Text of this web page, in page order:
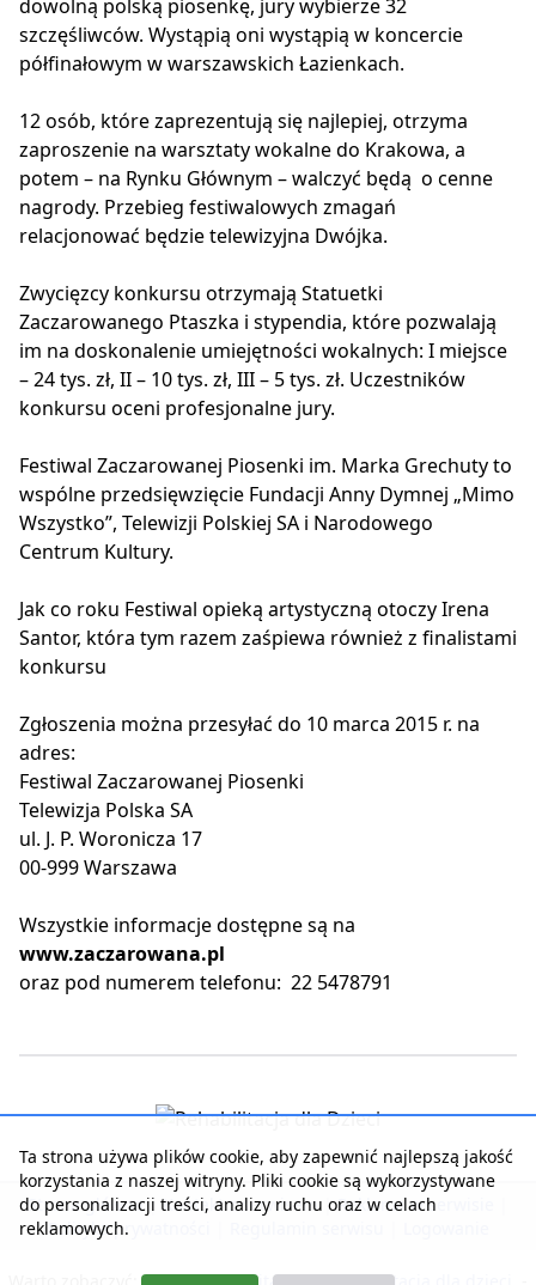
dowolną polską piosenkę, jury wybierze 32
szczęśliwców. Wystąpią oni wystąpią w koncercie
półfinałowym w warszawskich Łazienkach.
12 osób, które zaprezentują się najlepiej, otrzyma
zaproszenie na warsztaty wokalne do Krakowa, a
potem – na Rynku Głównym – walczyć będą o cenne
nagrody. Przebieg festiwalowych zmagań
relacjonować będzie telewizyjna Dwójka.
Zwycięzcy konkursu otrzymają Statuetki
Zaczarowanego Ptaszka i stypendia, które pozwalają
im na doskonalenie umiejętności wokalnych: I miejsce
– 24 tys. zł, II – 10 tys. zł, III – 5 tys. zł. Uczestników
konkursu oceni profesjonalne jury.
Festiwal Zaczarowanej Piosenki im. Marka Grechuty to
wspólne przedsięwzięcie Fundacji Anny Dymnej „Mimo
Wszystko”, Telewizji Polskiej SA i Narodowego
Centrum Kultury.
Jak co roku Festiwal opieką artystyczną otoczy Irena
Santor, która tym razem zaśpiewa również z finalistami
konkursu
Zgłoszenia można przesyłać do 10 marca 2015 r. na
adres:
Festiwal Zaczarowanej Piosenki
Telewizja Polska SA
ul. J. P. Woronicza 17
00-999 Warszawa
Wszystkie informacje dostępne są na
www.zaczarowana.pl
oraz pod numerem telefonu: 22 5478791
Strona główna | Kontakt z serwisem | Reklama w serwisie
Polityka prywatności
Ta strona używa plików cookie, aby zapewnić najlepszą jakość
korzystania z naszej witryny. Pliki cookie są wykorzystywane
do personalizacji treści, analizy ruchu oraz w celach
reklamowych.